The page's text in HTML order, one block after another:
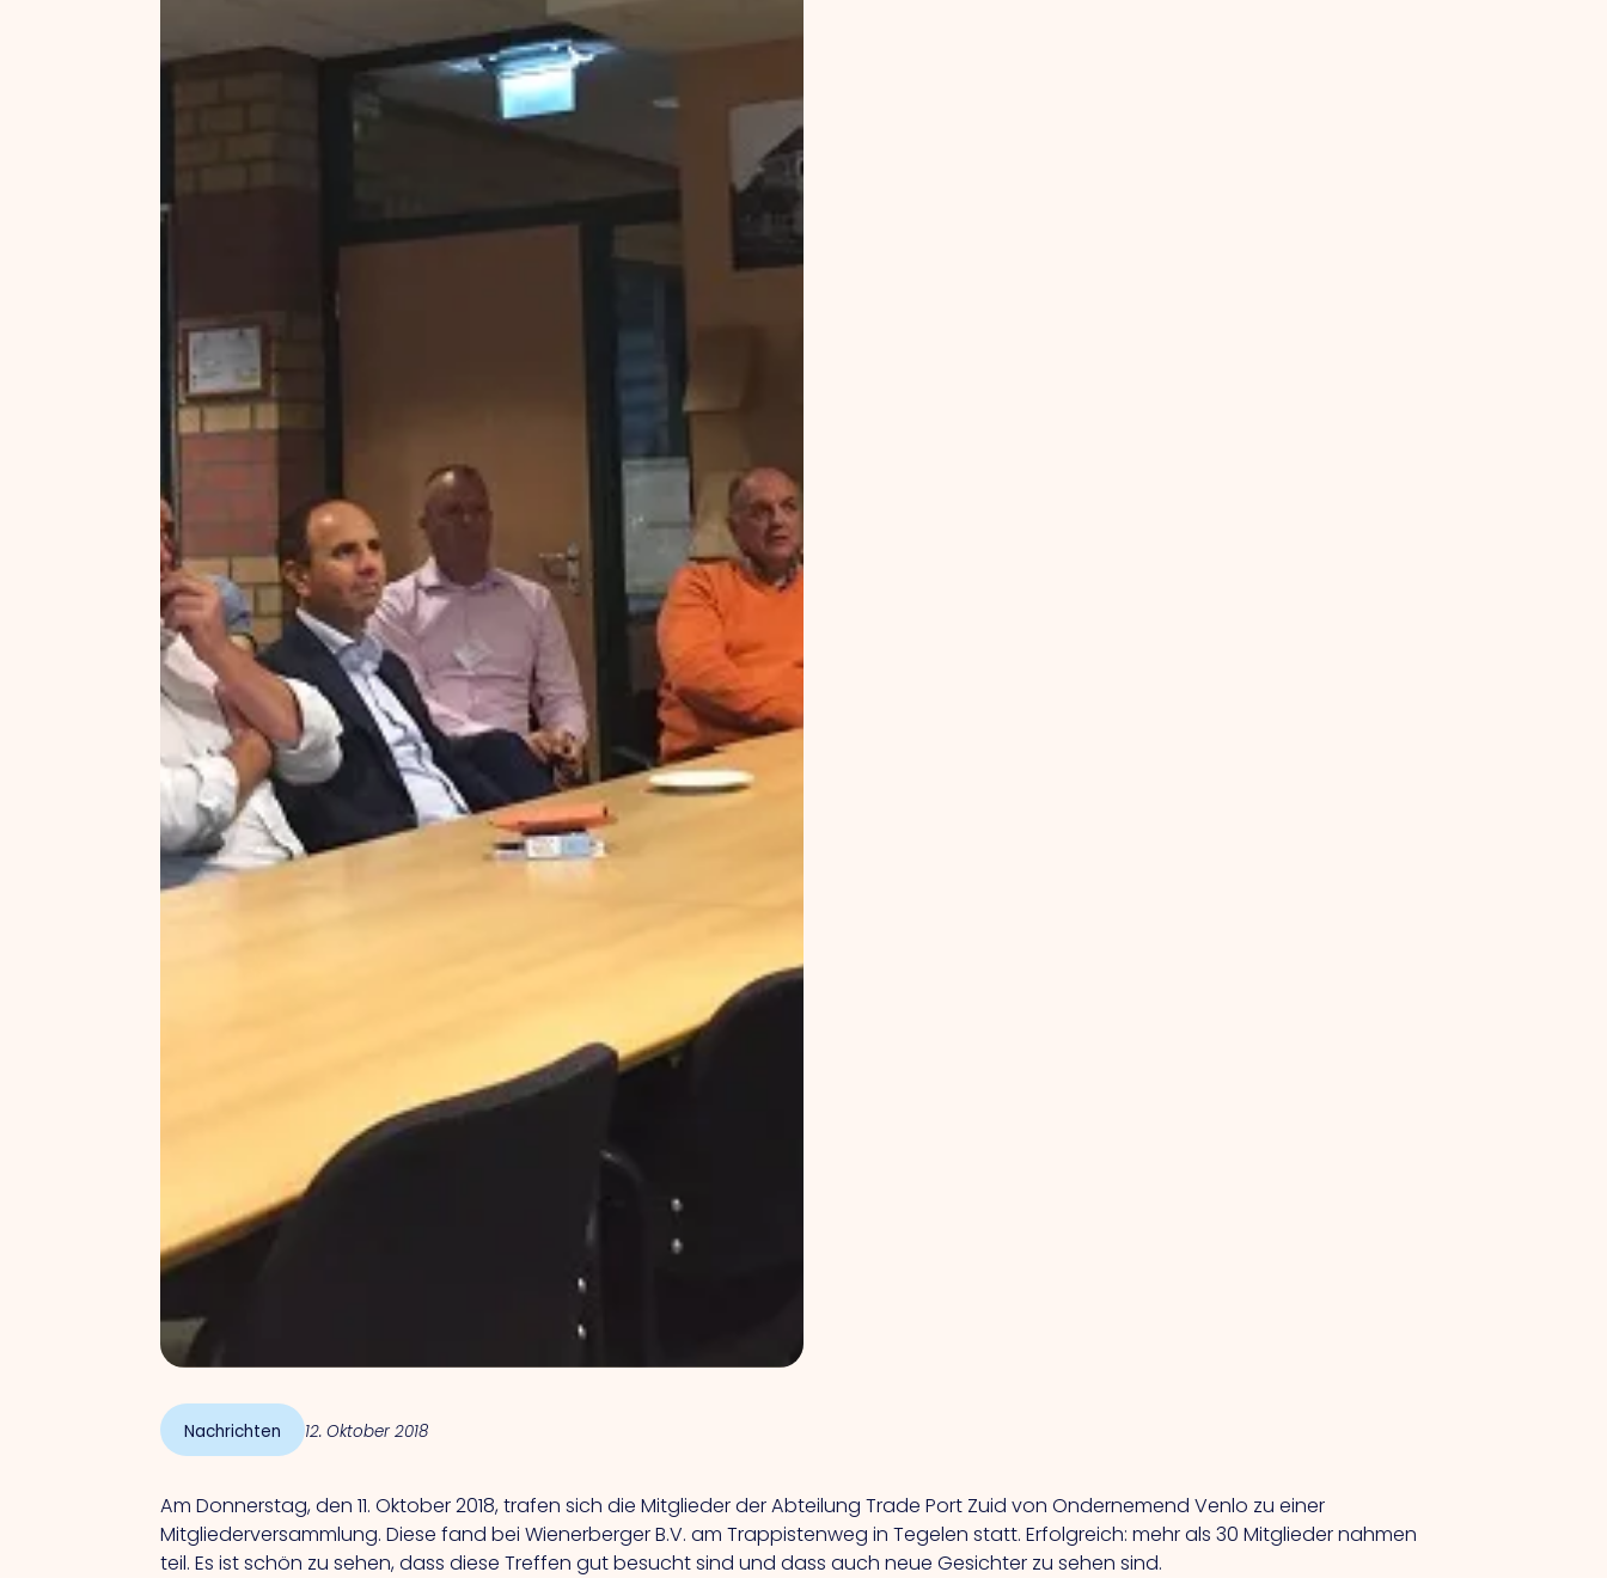
Nachrichten 12. Oktober 2018
Am Donnerstag, den 11. Oktober 2018, trafen sich die Mitglieder der Abteilung Trade Port Zuid von Ondernemend Venlo zu einer
Mitgliederversammlung. Diese fand bei Wienerberger B.V. am Trappistenweg in Tegelen statt. Erfolgreich: mehr als 30 Mitglieder nahmen
teil. Es ist schön zu sehen, dass diese Treffen gut besucht sind und dass auch neue Gesichter zu sehen sind.